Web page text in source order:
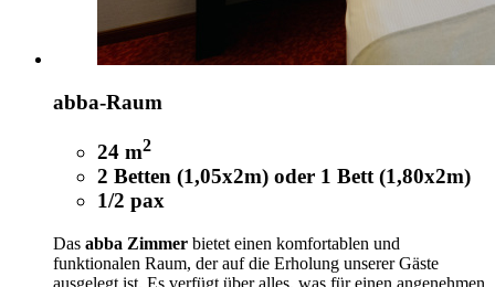
abba-Raum
24 m2
2 Betten (1,05x2m) oder 1 Bett (1,80x2m)
1/2 pax
Das abba Zimmer bietet einen komfortablen und
funktionalen Raum, der auf die Erholung unserer Gäste
ausgelegt ist. Es verfügt über alles, was für einen angenehmen